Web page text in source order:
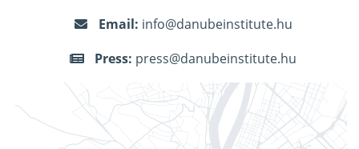
Email: info@danubeinstitute.hu
Press: press@danubeinstitute.hu